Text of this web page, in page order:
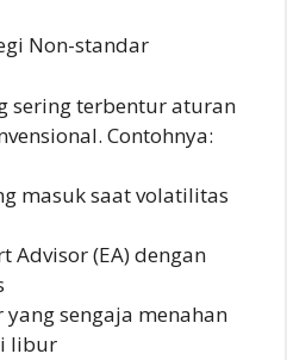
Non-standar
sering terbentur aturan
Contohnya:
masuk saat volatilitas
Advisor (EA) dengan
yang sengaja menahan
libur